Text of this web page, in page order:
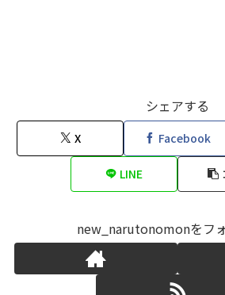
シェアする
X Facebook
LINE
new_narutonomonをフ